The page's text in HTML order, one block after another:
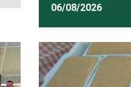
06/08/2026